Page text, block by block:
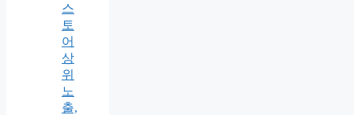
스
토
어
상
위
노
출,